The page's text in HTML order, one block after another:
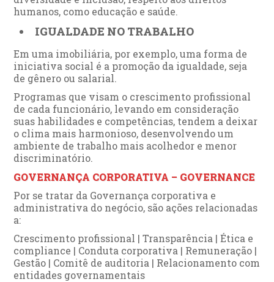
humanos, como educação e saúde.
IGUALDADE NO TRABALHO
Em uma imobiliária, por exemplo, uma forma de
iniciativa social é a promoção da igualdade, seja
de gênero ou salarial.
Programas que visam o crescimento profissional
de cada funcionário, levando em consideração
suas habilidades e competências, tendem a deixar
o clima mais harmonioso, desenvolvendo um
ambiente de trabalho mais acolhedor e menor
discriminatório.
GOVERNANÇA CORPORATIVA – GOVERNANCE
Por se tratar da Governança corporativa e
administrativa do negócio, são ações relacionadas
a:
Crescimento profissional | Transparência | Ética e
compliance | Conduta corporativa | Remuneração |
Gestão | Comitê de auditoria | Relacionamento com
entidades governamentais